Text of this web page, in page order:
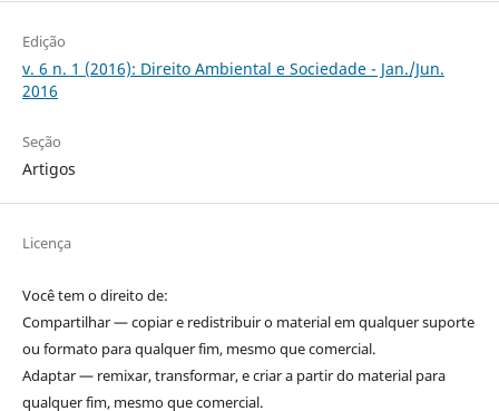
Edição
v. 6 n. 1 (2016): Direito Ambiental e Sociedade - Jan./Jun.
2016
Seção
Artigos
Licença
Você tem o direito de:
Compartilhar — copiar e redistribuir o material em qualquer suporte
ou formato para qualquer fim, mesmo que comercial.
Adaptar — remixar, transformar, e criar a partir do material para
qualquer fim, mesmo que comercial.